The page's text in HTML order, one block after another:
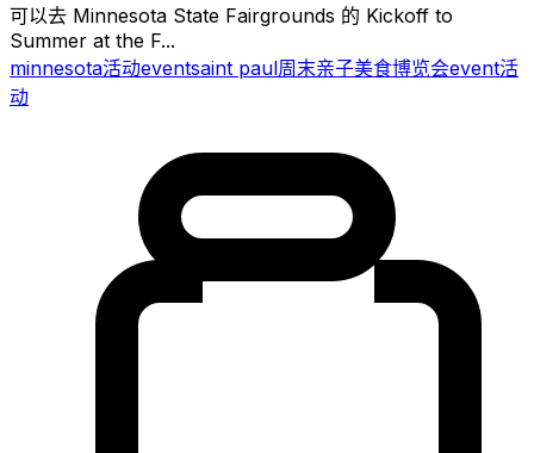
可以去 Minnesota State Fairgrounds 的 Kickoff to
Summer at the F...
minnesota活动eventsaint paul周末亲子美食博览会event活
动